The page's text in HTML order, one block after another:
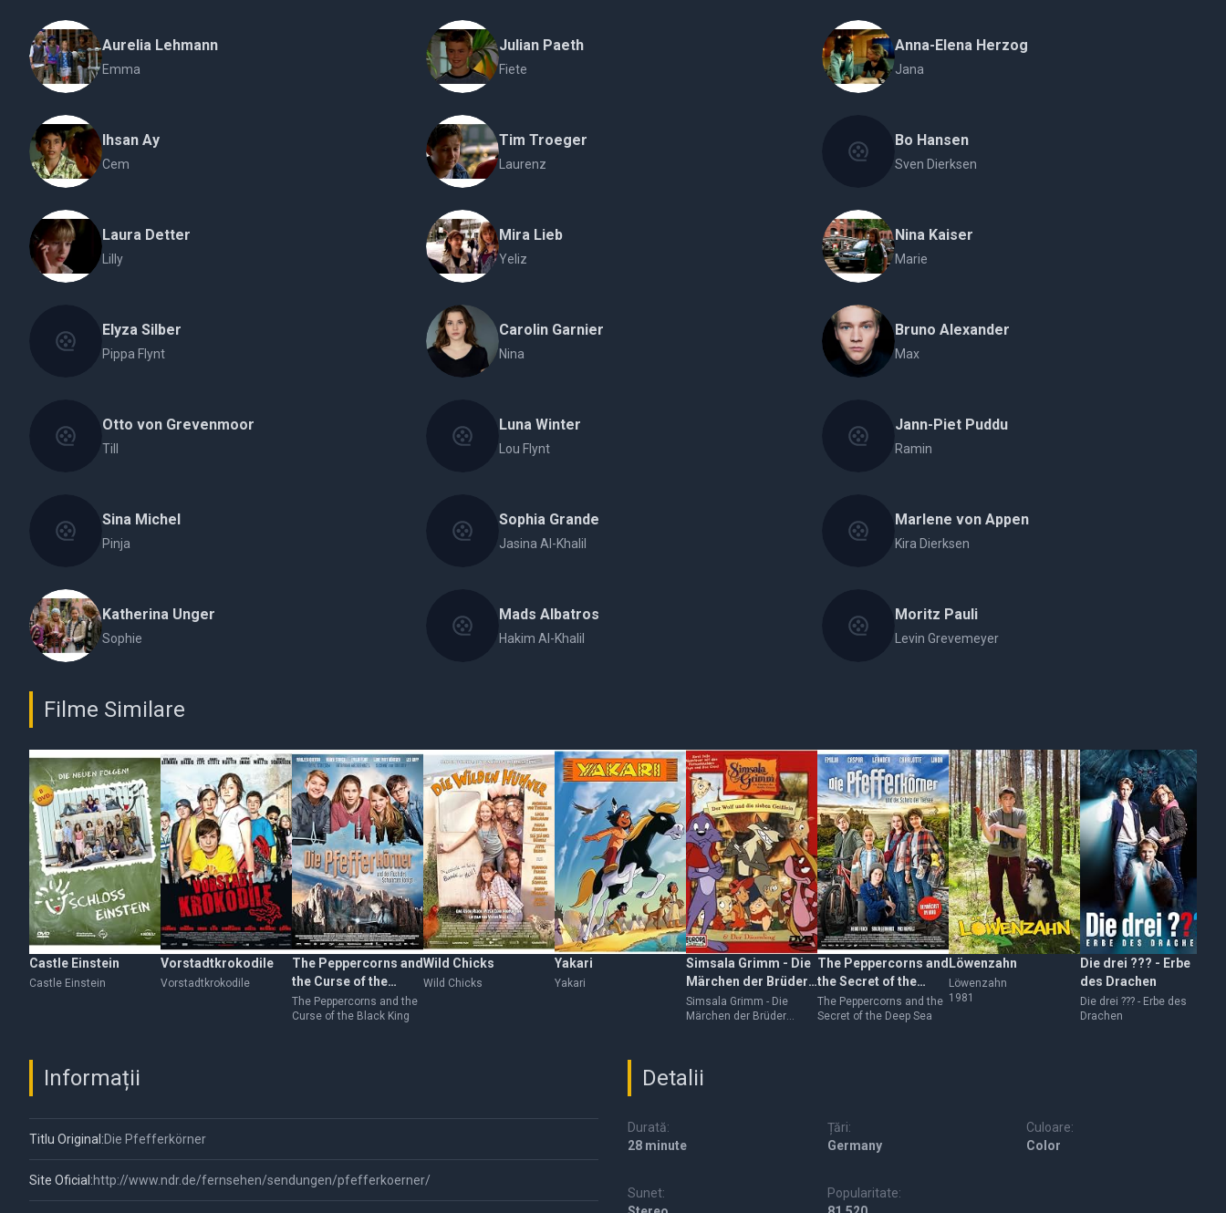
Aurelia Lehmann
Emma
Julian Paeth
Fiete
Anna-Elena Herzog
Jana
Ihsan Ay
Cem
Tim Troeger
Laurenz
Bo Hansen
Sven Dierksen
Laura Detter
Lilly
Mira Lieb
Yeliz
Nina Kaiser
Marie
Elyza Silber
Pippa Flynt
Carolin Garnier
Nina
Bruno Alexander
Max
Otto von Grevenmoor
Till
Luna Winter
Lou Flynt
Jann-Piet Puddu
Ramin
Sina Michel
Pinja
Sophia Grande
Jasina Al-Khalil
Marlene von Appen
Kira Dierksen
Katherina Unger
Sophie
Mads Albatros
Hakim Al-Khalil
Moritz Pauli
Levin Grevemeyer
Filme Similare
Castle Einstein
Castle Einstein
Vorstadtkrokodile
Vorstadtkrokodile
The Peppercorns and
the Curse of the
Black King
The Peppercorns and the
Curse of the Black King
Wild Chicks
Wild Chicks
Yakari
Yakari
Simsala Grimm - Die
Märchen der Brüder
Grimm
Simsala Grimm - Die
Märchen der Brüder
The Peppercorns and
the Secret of the
Deep Sea
The Peppercorns and the
Secret of the Deep Sea
Löwenzahn
Löwenzahn
1981
Die drei ??? - Erbe
des Drachen
Die drei ??? - Erbe des
Drachen
Informații
Titlu Original:Die Pfefferkörner
Site Oficial:http://www.ndr.de/fernsehen/sendungen/pfefferkoerner/
Detalii
Durată:
28 minute
Țări:
Germany
Culoare:
Color
Sunet:
Popularitate: